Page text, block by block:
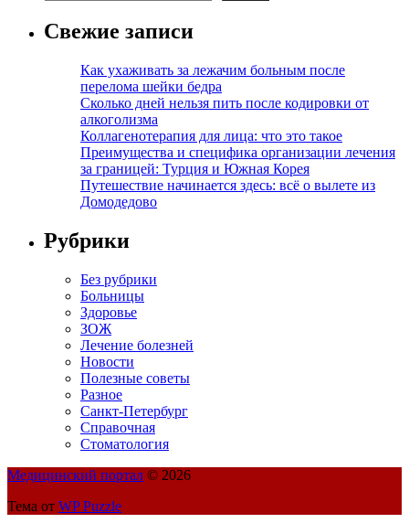
Свежие записи
Как ухаживать за лежачим больным после
перелома шейки бедра
Сколько дней нельзя пить после кодировки от
алкоголизма
Коллагенотерапия для лица: что это такое
Преимущества и специфика организации лечения
за границей: Турция и Южная Корея
Путешествие начинается здесь: всё о вылете из
Домодедово
Рубрики
Без рубрики
Больницы
Здоровье
ЗОЖ
Лечение болезней
Новости
Полезные советы
Разное
Санкт-Петербург
Справочная
Стоматология
Медицинский портал © 2026
Тема от WP Puzzle